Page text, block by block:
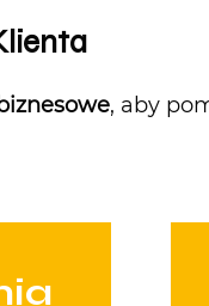
, aby